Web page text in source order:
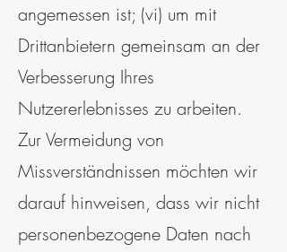
angemessen ist; (vi) um mit
Drittanbietern gemeinsam an der
Verbesserung Ihres
Nutzererlebnisses zu arbeiten.
Zur Vermeidung von
Missverständnissen möchten wir
darauf hinweisen, dass wir nicht
personenbezogene Daten nach